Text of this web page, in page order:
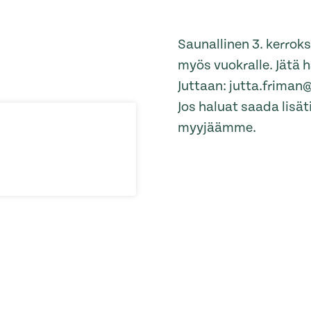
Saunallinen 3.
myös vuokralle. Jätä
Juttaan:
Jos haluat saada
myyjäämme.